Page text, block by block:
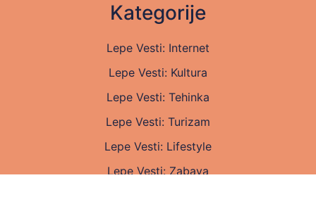
Kategorije
Lepe Vesti: Internet
Lepe Vesti: Kultura
Lepe Vesti: Tehinka
Lepe Vesti: Turizam
Lepe Vesti: Lifestyle
Lepe Vesti: Zabava